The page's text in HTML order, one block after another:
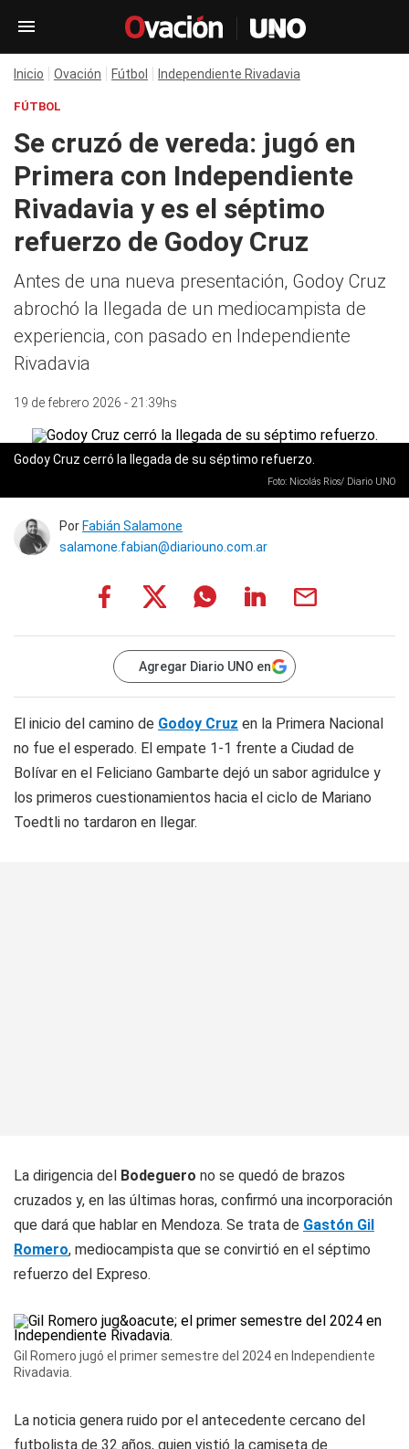
Inicio Ovación Fútbol Independiente Rivadavia
FÚTBOL
Se cruzó de vereda: jugó en
Primera con Independiente
Rivadavia y es el séptimo
refuerzo de Godoy Cruz
Antes de una nueva presentación, Godoy Cruz
abrochó la llegada de un mediocampista de
experiencia, con pasado en Independiente
Rivadavia
19 de febrero 2026 - 21:39hs
Godoy Cruz cerró la llegada de su séptimo refuerzo.
Foto: Nicolás Rios/ Diario UNO
Por Fabián Salamone
salamone.fabian@diariouno.com.ar
Agregar Diario UNO en
El inicio del camino de Godoy Cruz en la Primera Nacional
no fue el esperado. El empate 1-1 frente a Ciudad de
Bolívar en el Feliciano Gambarte dejó un sabor agridulce y
los primeros cuestionamientos hacia el ciclo de Mariano
Toedtli no tardaron en llegar.
La dirigencia del Bodeguero no se quedó de brazos
cruzados y, en las últimas horas, confirmó una incorporación
que dará que hablar en Mendoza. Se trata de Gastón Gil
Romero, mediocampista que se convirtió en el séptimo
refuerzo del Expreso.
Gil Romero jugó el primer semestre del 2024 en Independiente
Rivadavia.
La noticia genera ruido por el antecedente cercano del
futbolista de 32 años, quien vistió la camiseta de